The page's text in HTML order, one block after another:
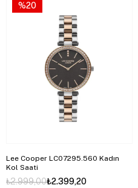
Lee Cooper LC07295.560 Kadın
Kol Saati
₺2.399,20
₺2.999,00
%20